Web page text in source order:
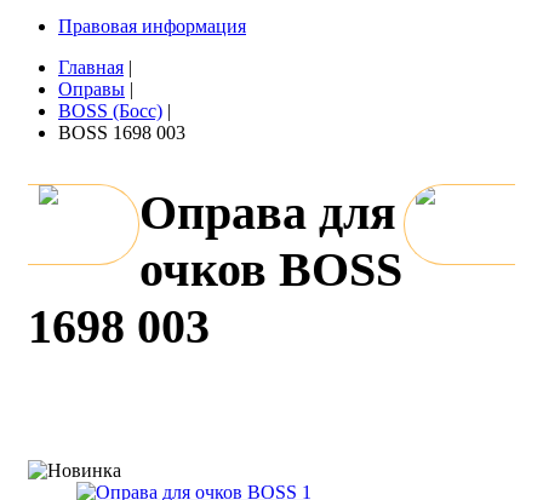
Правовая информация
Главная |
Оправы |
BOSS (Босс) |
BOSS 1698 003
Оправа для
очков BOSS
1698 003